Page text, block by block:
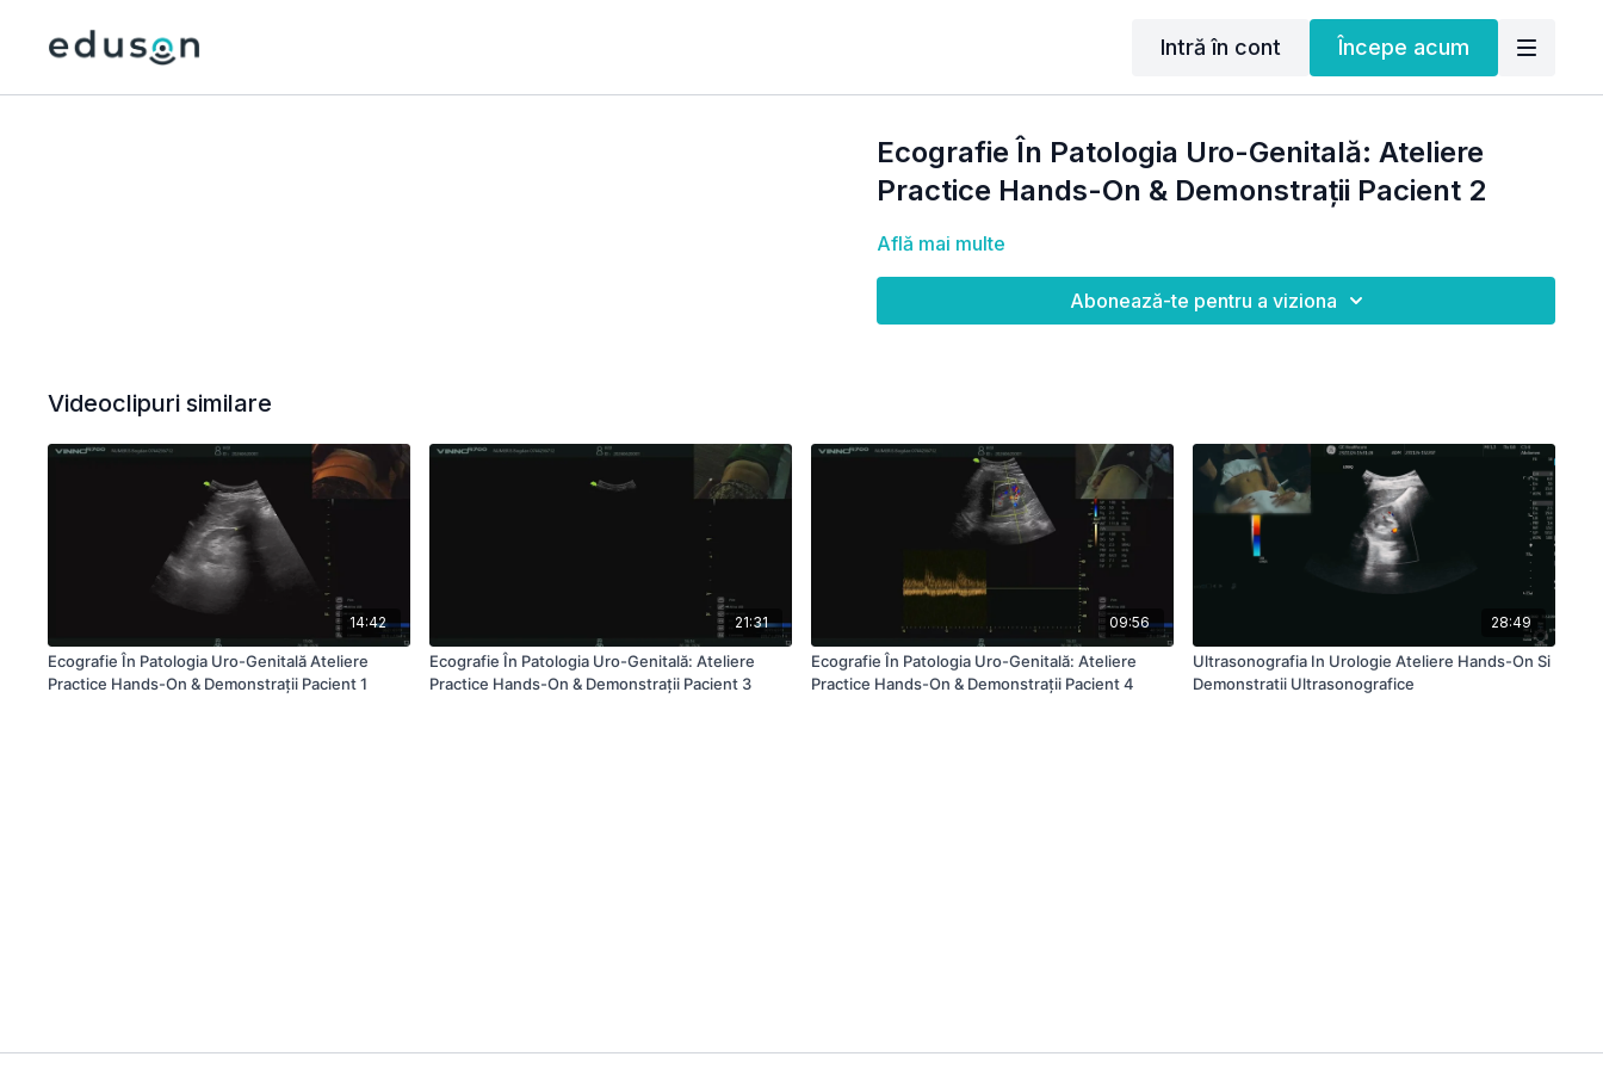
Intră în cont Începe acum
Ecografie În Patologia Uro-Genitală: Ateliere
Practice Hands-On & Demonstrații Pacient 2
Află mai multe
Abonează-te pentru a viziona
Videoclipuri similare
14:42
Ecografie În Patologia Uro-Genitală Ateliere
Practice Hands-On & Demonstrații Pacient 1
21:31
Ecografie În Patologia Uro-Genitală: Ateliere
Practice Hands-On & Demonstrații Pacient 3
09:56
Ecografie În Patologia Uro-Genitală: Ateliere
Practice Hands-On & Demonstrații Pacient 4
28:49
Ultrasonografia In Urologie Ateliere Hands-On Si
Demonstratii Ultrasonografice